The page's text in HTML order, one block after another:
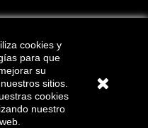
cookies y
para que
su
sitios.
cookies
nuestro